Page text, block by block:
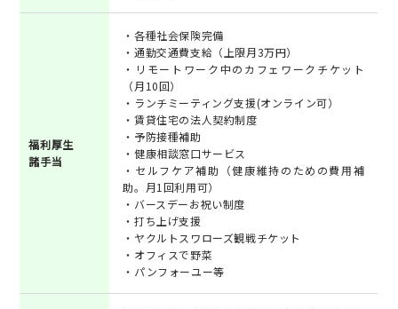
福利厚生
諸手当
・各種社会保険完備
・通勤交通費支給（上限月3万円）
・リモートワーク中のカフェワークチケット
（月10回）
・ランチミーティング支援(オンライン可）
・賃貸住宅の法人契約制度
・予防接種補助
・健康相談窓口サービス
・セルフケア補助（健康維持のための費用補
助。月1回利用可）
・バースデーお祝い制度
・打ち上げ支援
・ヤクルトスワローズ観戦チケット
・オフィスで野菜
・パンフォーユー等